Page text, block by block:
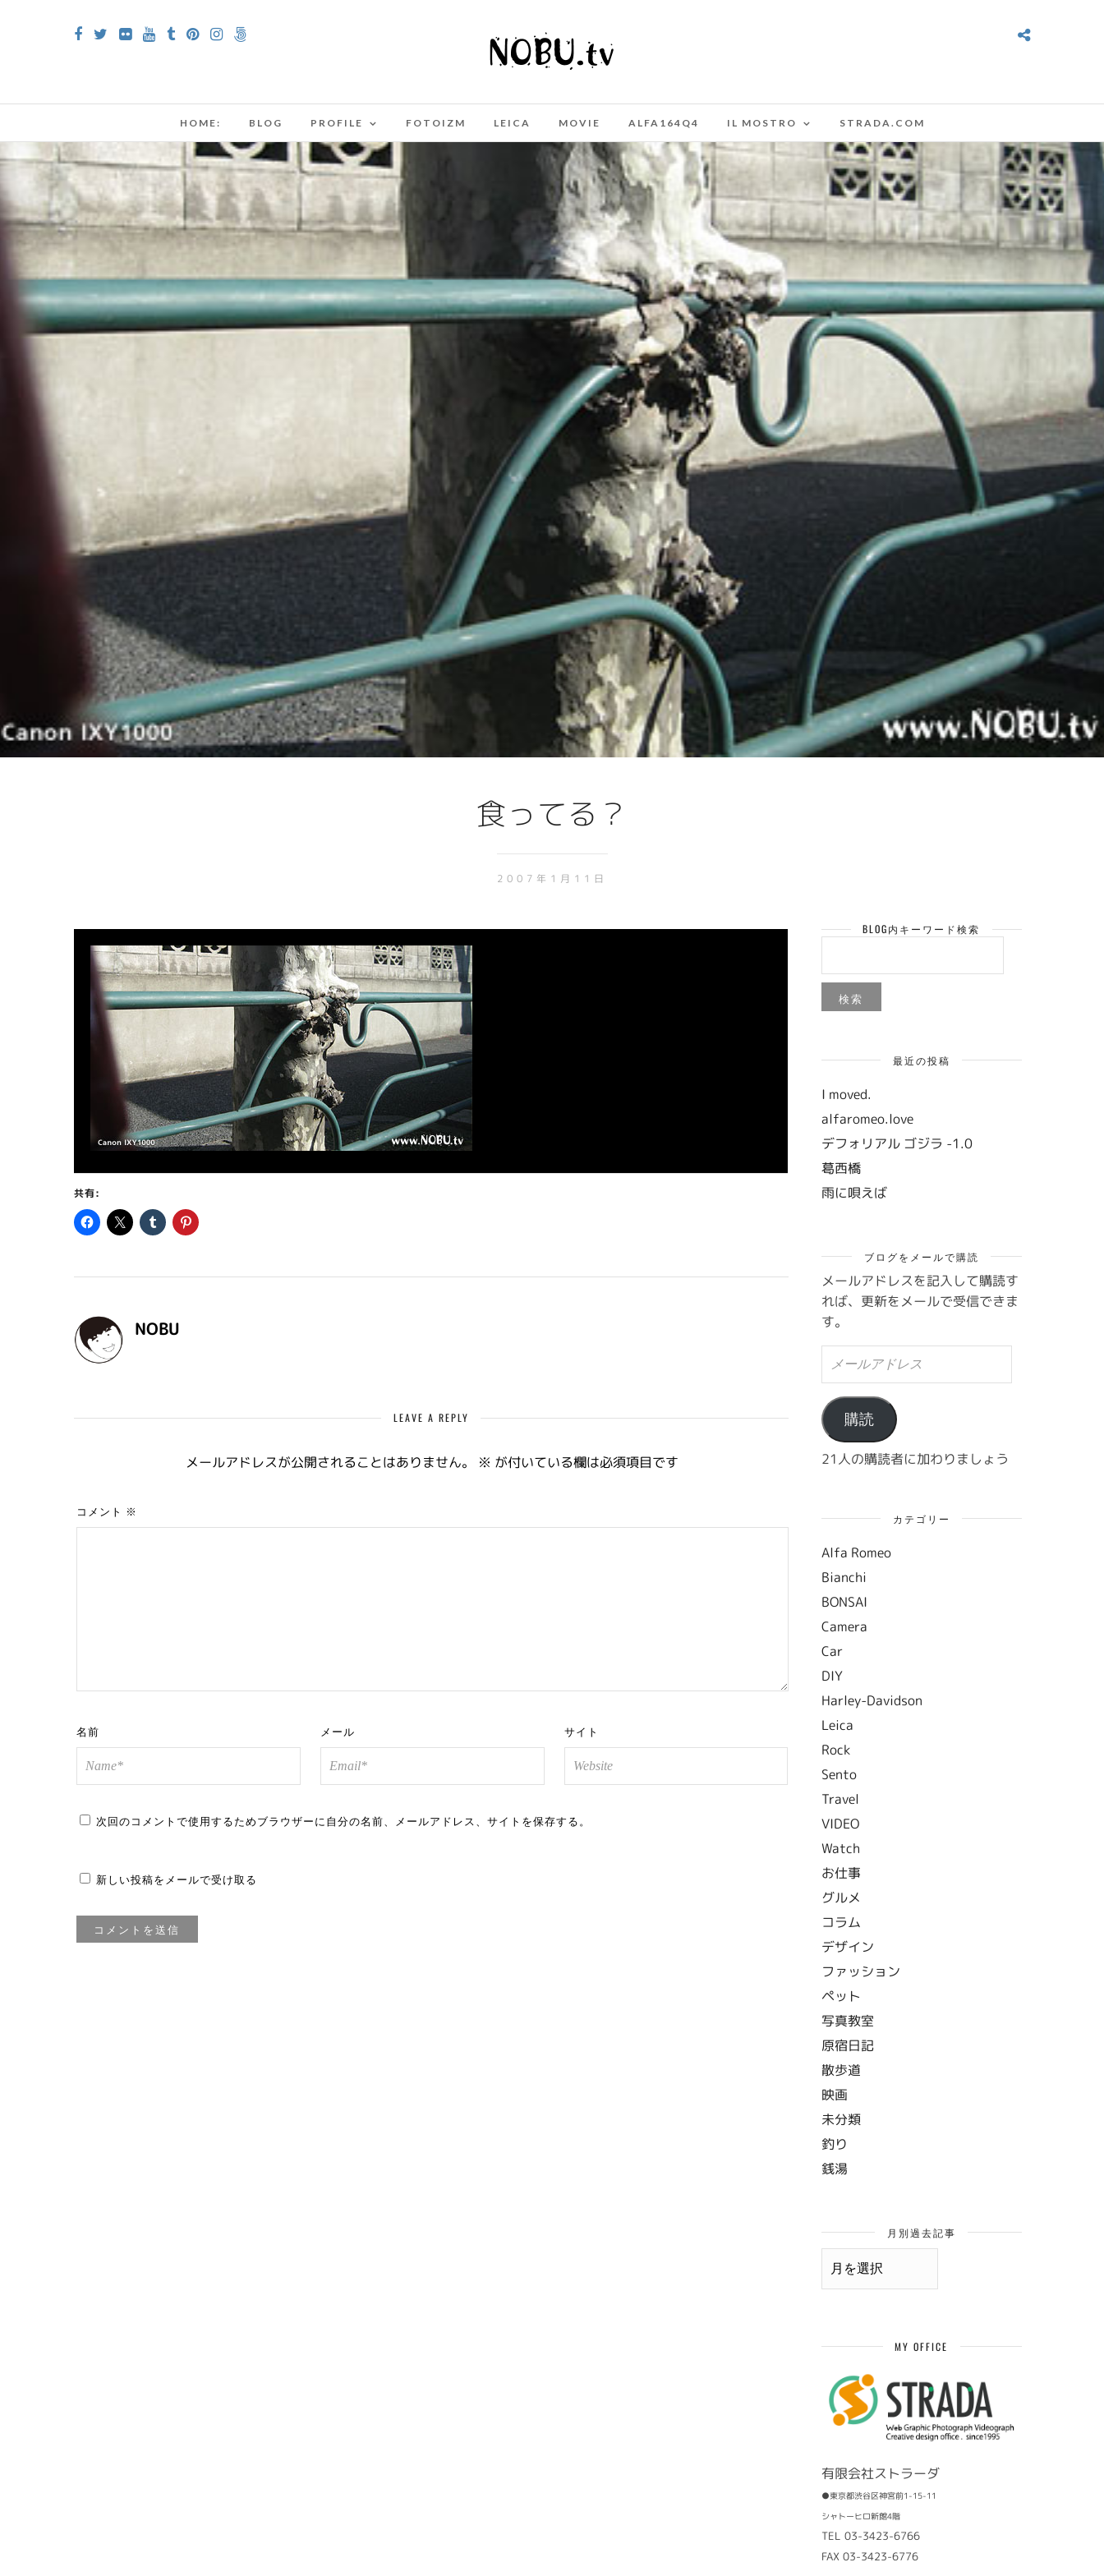
HOME: BLOG PROFILE FOTOIZM LEICA MOVIE ALFA164Q4 IL MOSTRO STRADA.COM
食ってる？
2007年1月11日
共有:
NOBU
LEAVE A REPLY
メールアドレスが公開されることはありません。 ※ が付いている欄は必須項目です
コメント ※
名前 メール サイト
次回のコメントで使用するためブラウザーに自分の名前、メールアドレス、サイトを保存する。
新しい投稿をメールで受け取る
BLOG内キーワード検索
最近の投稿
I moved.
alfaromeo.love
デフォリアル ゴジラ -1.0
葛西橋
雨に唄えば
ブログをメールで購読
メールアドレスを記入して購読す
れば、更新をメールで受信できま
す。
ル
ア
ド
レ
ス
購読
21人の購読者に加わりましょう
カテゴリー
Alfa Romeo
Bianchi
BONSAI
Camera
Car
DIY
Harley-Davidson
Leica
Rock
Sento
Travel
VIDEO
Watch
お仕事
グルメ
コラム
デザイン
ファッション
ペット
写真教室
原宿日記
散歩道
映画
未分類
釣り
銭湯
月別過去記事
月
MY OFFICE
有限会社ストラーダ
●東京都渋谷区神宮前1-15-11
シャトーヒロ新館4階
TEL 03-3423-6766
FAX 03-3423-6776